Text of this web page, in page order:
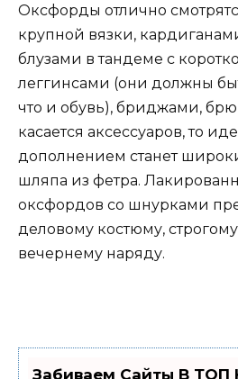
Оксфорды отлично
крупной вязки,
блузами в тандеме с
леггинсами (они должны
что и обувь), бриджами,
касается аксессуаров, то
дополнением станет
шляпа из фетра.
оксфордов со шнурками
деловому костюму,
вечернему наряду.
Забиваем Сайты В